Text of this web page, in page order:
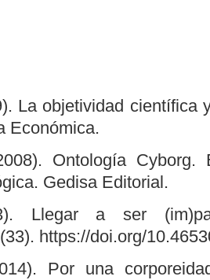
La objetividad científica
Económica.
Ontología
Gedisa Editorial.
Llegar a ser
https://doi.org/
Por una